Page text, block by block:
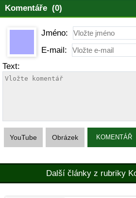
Komentáře (0)
Jméno:
E-mail:
Text:
YouTube Obrázek KOMENTÁŘ
Další články z rubriky